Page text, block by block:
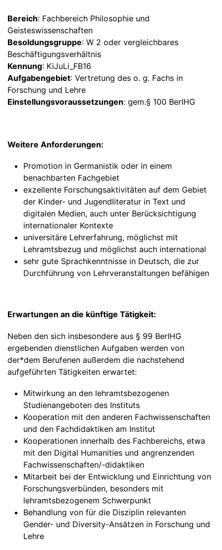
Bereich: Fachbereich Philosophie und
Geisteswissenschaften
Besoldungsgruppe: W 2 oder vergleichbares
Beschäftigungsverhältnis
Kennung: KiJuLi_FB16
Aufgabengebiet: Vertretung des o. g. Fachs in
Forschung und Lehre
Einstellungsvoraussetzungen: gem.§ 100 BerIHG
Weitere Anforderungen:
Promotion in Germanistik oder in einem
benachbarten Fachgebiet
exzellente Forschungsaktivitäten auf dem Gebiet
der Kinder- und Jugendliteratur in Text und
digitalen Medien, auch unter Berücksichtigung
internationaler Kontexte
universitäre Lehrerfahrung, möglichst mit
Lehramtsbezug und möglichst auch international
sehr gute Sprachkenntnisse in Deutsch, die zur
Durchführung von Lehrveranstaltungen befähigen
Erwartungen an die künftige Tätigkeit:
Neben den sich insbesondere aus § 99 BerIHG
ergebenden dienstlichen Aufgaben werden von
der*dem Berufenen außerdem die nachstehend
aufgeführten Tätigkeiten erwartet:
Mitwirkung an den lehramtsbezogenen
Studienangeboten des Instituts
Kooperation mit den anderen Fachwissenschaften
und den Fachdidaktiken am Institut
Kooperationen innerhalb des Fachbereichs, etwa
mit den Digital Humanities und angrenzenden
Fachwissenschaften/-didaktiken
Mitarbeit bei der Entwicklung und Einrichtung von
Forschungsverbünden, besonders mit
lehramtsbezogenem Schwerpunkt
Behandlung von für die Disziplin relevanten
Gender- und Diversity-Ansätzen in Forschung und
Lehre